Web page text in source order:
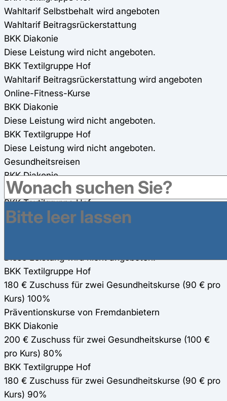
Wahltarif Selbstbehalt wird angeboten
Wahltarif Beitragsrückerstattung
BKK Diakonie
Diese Leistung wird nicht angeboten.
BKK Textilgruppe Hof
Wahltarif Beitragsrückerstattung wird angeboten
Online-Fitness-Kurse
BKK Diakonie
Diese Leistung wird nicht angeboten.
BKK Textilgruppe Hof
Diese Leistung wird nicht angeboten.
Gesundheitsreisen
BKK Diakonie
160 € Zuschuss für Gesundheitsreisen
BKK Textilgruppe Hof
180 € Zuschuss für Gesundheitsreisen
Diese Leistung wird nicht angeboten.
BKK Textilgruppe Hof
180 € Zuschuss für zwei Gesundheitskurse (90 € pro
Kurs) 100%
Präventionskurse von Fremdanbietern
BKK Diakonie
200 € Zuschuss für zwei Gesundheitskurse (100 €
pro Kurs) 80%
BKK Textilgruppe Hof
180 € Zuschuss für zwei Gesundheitskurse (90 € pro
Kurs) 90%